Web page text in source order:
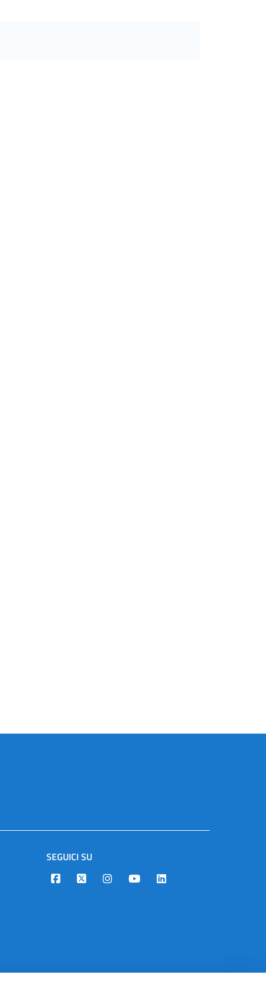
SEGUICI SU
Designers Italia
TwitterInstagramYoutubeLinkedin